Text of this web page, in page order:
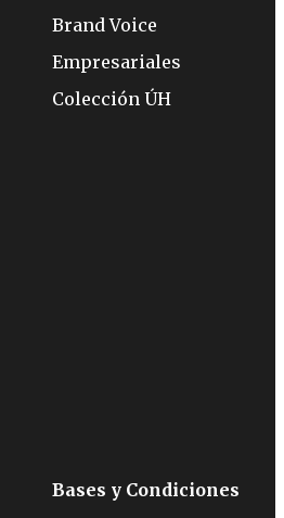
Brand Voice
Empresariales
Colección ÚH
Bases y Condiciones